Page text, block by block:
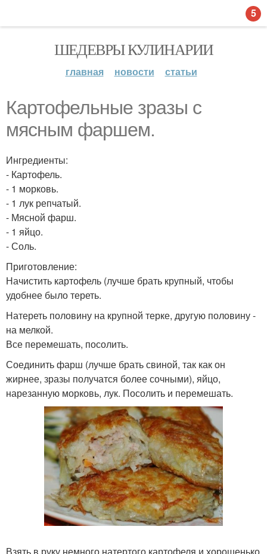
ШЕДЕВРЫ КУЛИНАРИИ
главная новости статьи
Картофельные зразы с
мясным фаршем.
Ингредиенты:
- Картофель.
- 1 морковь.
- 1 лук репчатый.
- Мясной фарш.
- 1 яйцо.
- Соль.
Приготовление:
Начистить картофель (лучше брать крупный, чтобы
удобнее было тереть.
Натереть половину на крупной терке, другую половину -
на мелкой.
Все перемешать, посолить.
Соединить фарш (лучше брать свиной, так как он
жирнее, зразы получатся более сочными), яйцо,
нарезанную морковь, лук. Посолить и перемешать.
Взять в руку немного натертого картофеля и хорошенько
5